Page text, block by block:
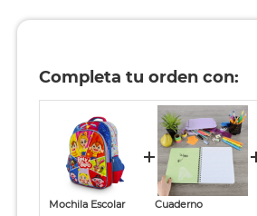
Completa tu orden con:
Mochila Escolar
Cuaderno